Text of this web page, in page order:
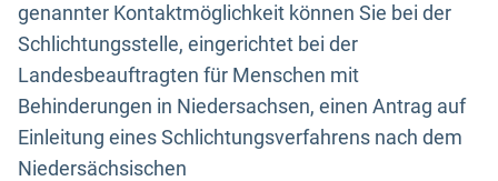
genannter Kontaktmöglichkeit können Sie bei der
Schlichtungsstelle, eingerichtet bei der
Landesbeauftragten für Menschen mit
Behinderungen in Niedersachsen, einen Antrag auf
Einleitung eines Schlichtungsverfahrens nach dem
Niedersächsischen